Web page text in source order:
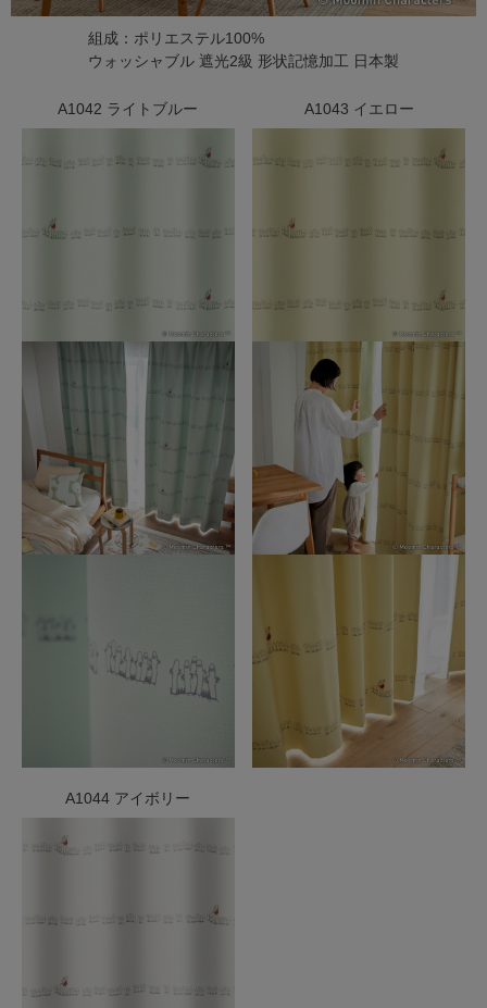
組成：ポリエステル100%
ウォッシャブル 遮光2級 形状記憶加工 日本製
A1042 ライトブルー A1043 イエロー
A1044 アイボリー